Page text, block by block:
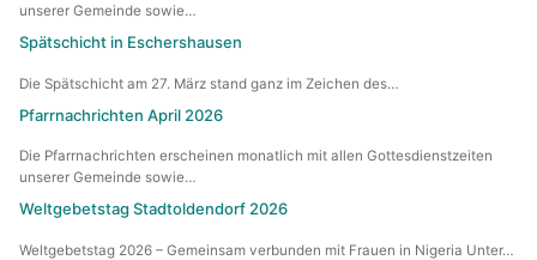
unserer Gemeinde sowie…
Spätschicht in Eschershausen
Die Spätschicht am 27. März stand ganz im Zeichen des…
Pfarrnachrichten April 2026
Die Pfarrnachrichten erscheinen monatlich mit allen Gottesdienstzeiten
unserer Gemeinde sowie…
Weltgebetstag Stadtoldendorf 2026
Weltgebetstag 2026 – Gemeinsam verbunden mit Frauen in Nigeria Unter…